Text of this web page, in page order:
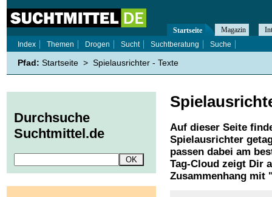
Auf dieser Seite
Spielausrichter
passen dabei am
Tag-Cloud zeigt Dir
Zusammenhang mit
Startseite Magazin
Index
Themen Drogen Sucht Suchtberatung Suche
Pfad: Startseite > Spielausrichter - Texte
Durchsuche
Suchtmittel.de